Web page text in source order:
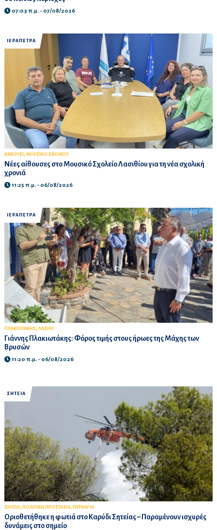
07:03 π.μ. - 07/08/2026
ΙΕΡΑΠΕΤΡΑ
ΚΑΒΟΥΣΙ , ΜΟΥΣΙΚΟ ΣΧΟΛΕΙΟ
Νέες αίθουσες στο Μουσικό Σχολείο Λασιθίου για τη νέα σχολική
χρονιά
11:25 π.μ. - 06/08/2026
ΙΕΡΑΠΕΤΡΑ
ΠΛΑΚΙΩΤΑΚΗΣ, ΛΑΣΙΘΙ
Γιάννης Πλακιωτάκης: Φόρος τιμής στους ήρωες της Μάχης των
Βρυσών
11:20 π.μ. - 06/08/2026
ΣΗΤΕΙΑ
ΣΗΤΕΙΑ, ΠΟΛΙΤΙΚΗ ΠΡΟΣΤΑΣΙΑ, ΠΥΡΚΑΓΙΑ
Οριοθετήθηκε η φωτιά στο Καρύδι Σητείας – Παραμένουν ισχυρές
δυνάμεις στο σημείο